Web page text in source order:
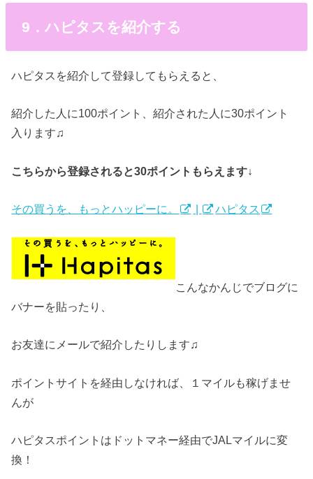
9．ハピタスを紹介する
ハピタスを紹介して登録してもらえると、
紹介した人に100ポイント、紹介された人に30ポイント
入ります♫
こちらから登録されると30ポイントもらえます↓
その買うを、もっとハッピーに。 | ハピタス
こんなかんじでブログに
バナーを貼ったり、
お友達にメールで紹介したりします♫
ポイントサイトを経由しなければ、１マイルも稼げませ
んが
ハピタスポイントはドットマネー経由でJALマイルに変
換！